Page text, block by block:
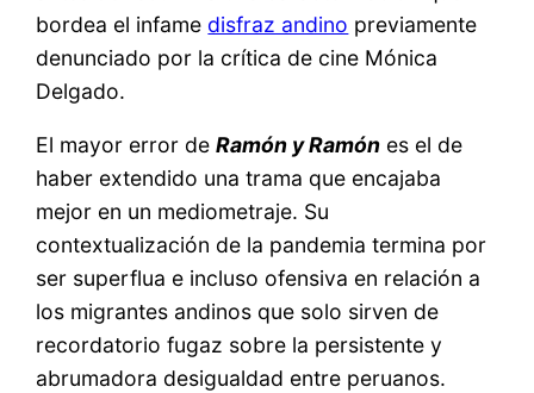
bordea el infame disfraz andino previamente
denunciado por la crítica de cine Mónica
Delgado.
El mayor error deRamón y Ramón es el de
haber extendido una trama que encajaba
mejor en un mediometraje. Su
contextualización de la pandemia termina por
ser superflua e incluso ofensiva en relación a
los migrantes andinos que solo sirven de
recordatorio fugaz sobre la persistente y
abrumadora desigualdad entre peruanos.